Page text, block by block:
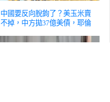
中國要反向脫鉤了？美玉米賣
不掉，中方拋37億美債，耶倫